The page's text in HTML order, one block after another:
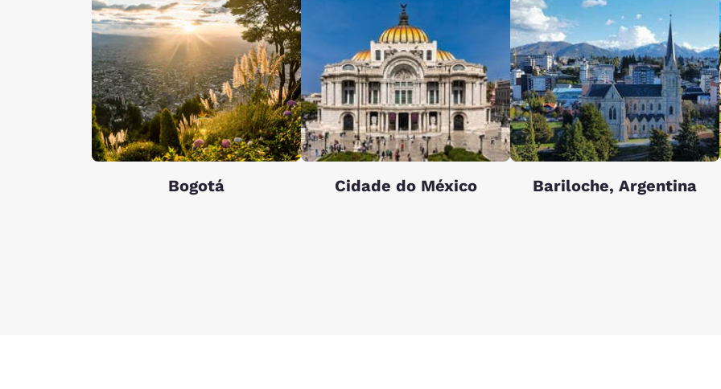
Bogotá Cidade do México Bariloche, Argentina